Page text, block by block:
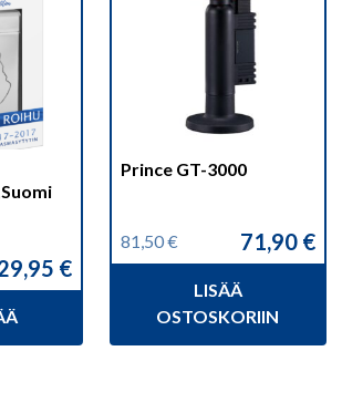
€
Prince GT-3000
81,50€
Alkuperäinen
hinta
81,50 €.
71,90 €
Nykyinen
hinta
71,90 €.
LISÄÄ
OSTOSKORIIN